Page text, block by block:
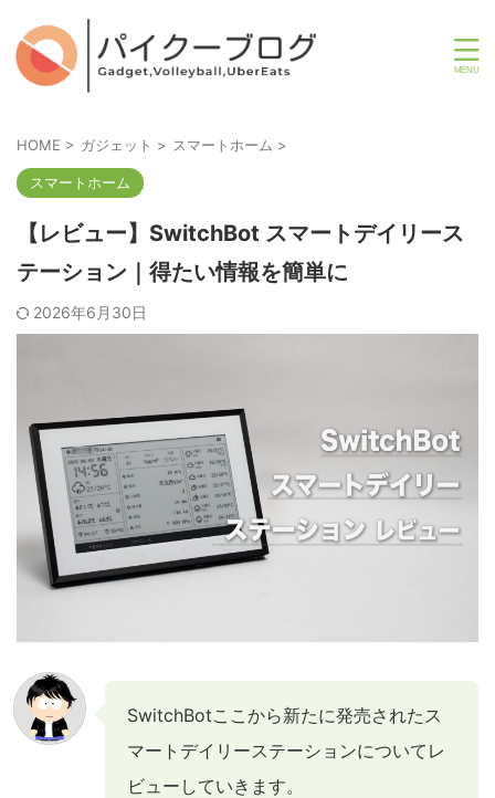
HOME > ガジェット > スマートホーム >
スマートホーム
【レビュー】SwitchBot スマートデイリース
テーション｜得たい情報を簡単に
2026年6月30日
SwitchBotここから新たに発売されたス
マートデイリーステーションについてレ
ビューしていきます。